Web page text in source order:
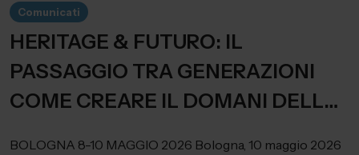
Comunicati
HERITAGE & FUTURO: IL
PASSAGGIO TRA GENERAZIONI
COME CREARE IL DOMANI DELLA
BOLOGNA 8-10 MAGGIO 2026 Bologna, 10 maggio 2026